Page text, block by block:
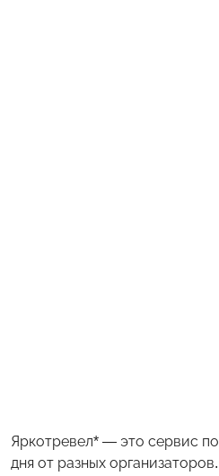
Яркотревел* — это сервис
дня от разных